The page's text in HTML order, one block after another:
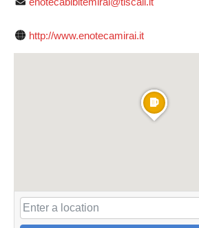
http://www.enotecamirai.it